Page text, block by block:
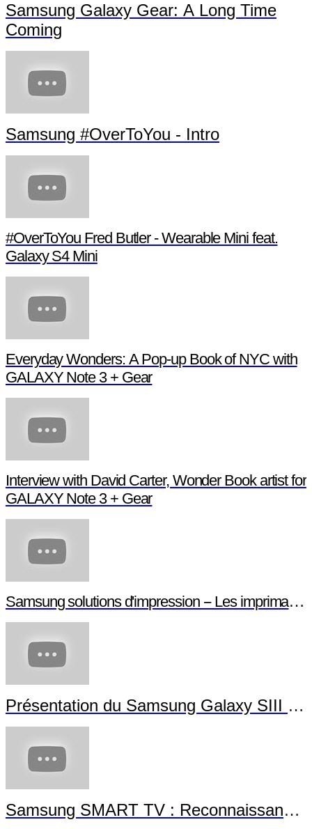
Samsung Galaxy Gear: A Long Time
Coming
Samsung #OverToYou - Intro
#OverToYou Fred Butler - Wearable Mini feat.
Galaxy S4 Mini
Everyday Wonders: A Pop-up Book of NYC with
GALAXY Note 3 + Gear
Interview with David Carter, Wonder Book artist for
GALAXY Note 3 + Gear
Samsung solutions d'impression -- Les
Présentation du Samsung Galaxy SIII
Samsung SMART TV : Reconnaissance